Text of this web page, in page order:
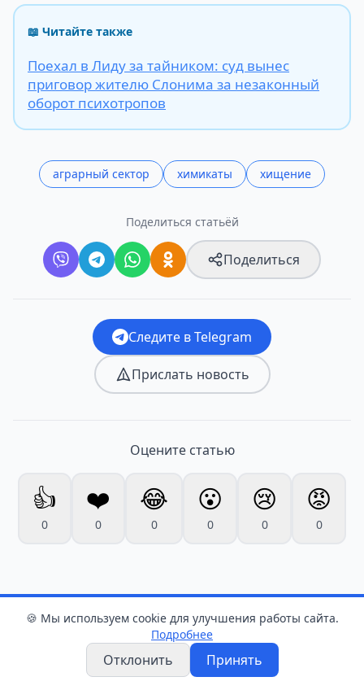
📖 Читайте также
Поехал в Лиду за тайником: суд вынес
приговор жителю Слонима за незаконный
оборот психотропов
аграрный сектор химикаты хищение
Поделиться статьёй
Поделиться
Следите в Telegram
Прислать новость
Оцените статью
👍
0
❤️
0
😂
0
😮
0
😢
0
😡
0
🍪 Мы используем cookie для улучшения работы сайта.
Подробнее
Отклонить Принять